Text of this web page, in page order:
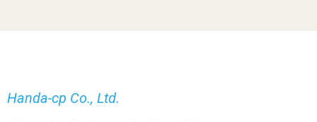
Handa-cp Co., Ltd.